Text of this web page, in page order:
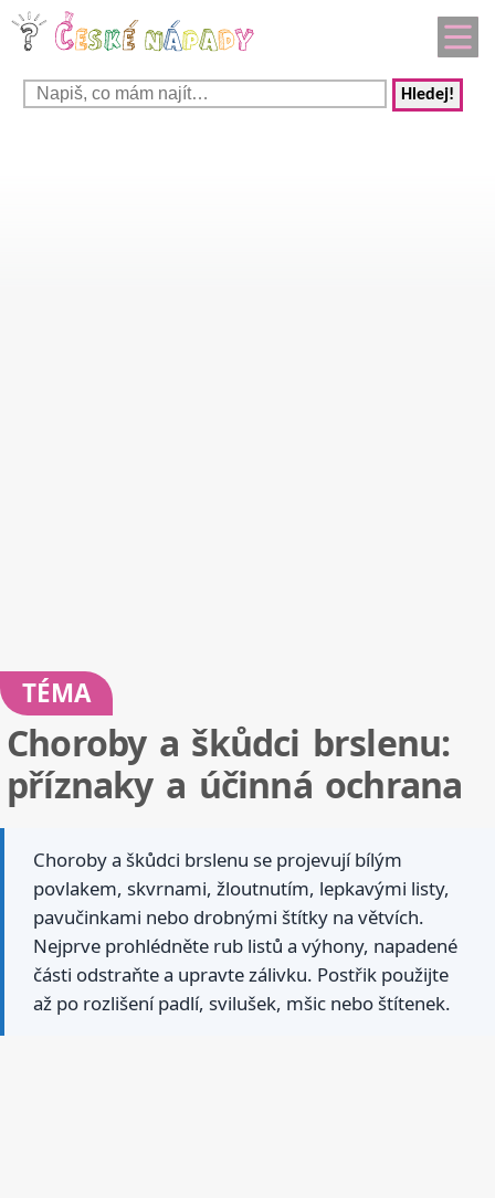
Hledej!
TÉMA
Choroby a škůdci brslenu:
příznaky a účinná ochrana
Choroby a škůdci brslenu se projevují bílým
povlakem, skvrnami, žloutnutím, lepkavými listy,
pavučinkami nebo drobnými štítky na větvích.
Nejprve prohlédněte rub listů a výhony, napadené
části odstraňte a upravte zálivku. Postřik použijte
až po rozlišení padlí, svilušek, mšic nebo štítenek.